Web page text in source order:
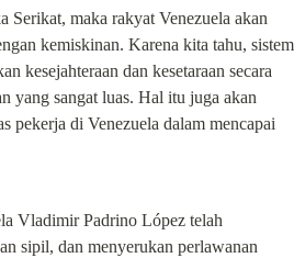
Serikat, maka rakyat Venezuela akan
kemiskinan. Karena kita tahu, sistem
kesejahteraan dan kesetaraan secara
yang sangat luas. Hal itu juga akan
pekerja di Venezuela dalam mencapai
Vladimir Padrino López telah
sipil, dan menyerukan perlawanan